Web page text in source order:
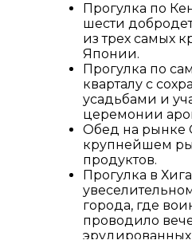
Прогулка по
шести
из трех самых
Японии.
Прогулка по
кварталу с
усадьбами и
церемонии
Обед на рынке
крупнейшем
продуктов.
Прогулка в
города, где
проводило